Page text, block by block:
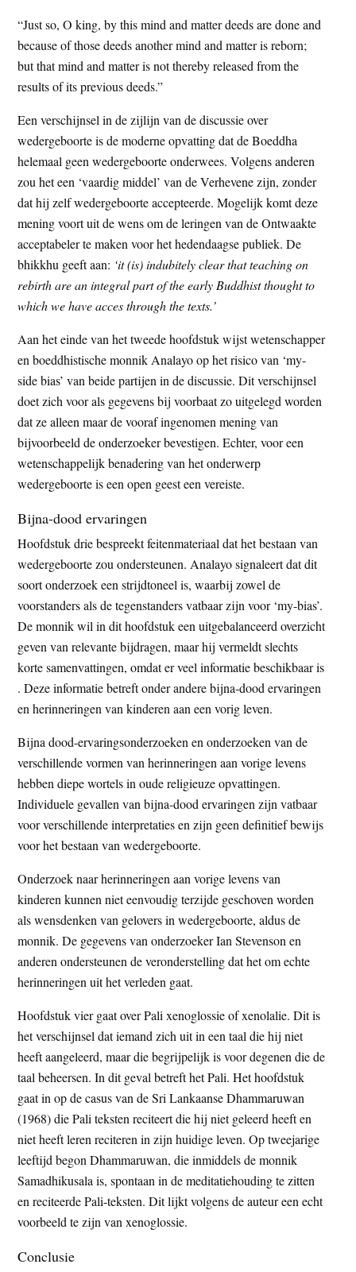
“Just so, O king, by this mind and matter deeds are done and
because of those deeds another mind and matter is reborn;
but that mind and matter is not thereby released from the
results of its previous deeds.”
Een verschijnsel in de zijlijn van de discussie over
wedergeboorte is de moderne opvatting dat de Boeddha
helemaal geen wedergeboorte onderwees. Volgens anderen
zou het een ‘vaardig middel’ van de Verhevene zijn, zonder
dat hij zelf wedergeboorte accepteerde. Mogelijk komt deze
mening voort uit de wens om de leringen van de Ontwaakte
acceptabeler te maken voor het hedendaagse publiek. De
bhikkhu geeft aan: ‘it (is) indubitely clear that teaching on
rebirth are an integral part of the early Buddhist thought to
which we have acces through the texts.’
Aan het einde van het tweede hoofdstuk wijst wetenschapper
en boeddhistische monnik Analayo op het risico van ‘my-
side bias’ van beide partijen in de discussie. Dit verschijnsel
doet zich voor als gegevens bij voorbaat zo uitgelegd worden
dat ze alleen maar de vooraf ingenomen mening van
bijvoorbeeld de onderzoeker bevestigen. Echter, voor een
wetenschappelijk benadering van het onderwerp
wedergeboorte is een open geest een vereiste.
Bijna-dood ervaringen
Hoofdstuk drie bespreekt feitenmateriaal dat het bestaan van
wedergeboorte zou ondersteunen. Analayo signaleert dat dit
soort onderzoek een strijdtoneel is, waarbij zowel de
voorstanders als de tegenstanders vatbaar zijn voor ‘my-bias’.
De monnik wil in dit hoofdstuk een uitgebalanceerd overzicht
geven van relevante bijdragen, maar hij vermeldt slechts
korte samenvattingen, omdat er veel informatie beschikbaar is
. Deze informatie betreft onder andere bijna-dood ervaringen
en herinneringen van kinderen aan een vorig leven.
Bijna dood-ervaringsonderzoeken en onderzoeken van de
verschillende vormen van herinneringen aan vorige levens
hebben diepe wortels in oude religieuze opvattingen.
Individuele gevallen van bijna-dood ervaringen zijn vatbaar
voor verschillende interpretaties en zijn geen definitief bewijs
voor het bestaan van wedergeboorte.
Onderzoek naar herinneringen aan vorige levens van
kinderen kunnen niet eenvoudig terzijde geschoven worden
als wensdenken van gelovers in wedergeboorte, aldus de
monnik. De gegevens van onderzoeker Ian Stevenson en
anderen ondersteunen de veronderstelling dat het om echte
herinneringen uit het verleden gaat.
Hoofdstuk vier gaat over Pali xenoglossie of xenolalie. Dit is
het verschijnsel dat iemand zich uit in een taal die hij niet
heeft aangeleerd, maar die begrijpelijk is voor degenen die de
taal beheersen. In dit geval betreft het Pali. Het hoofdstuk
gaat in op de casus van de Sri Lankaanse Dhammaruwan
(1968) die Pali teksten reciteert die hij niet geleerd heeft en
niet heeft leren reciteren in zijn huidige leven. Op tweejarige
leeftijd begon Dhammaruwan, die inmiddels de monnik
Samadhikusala is, spontaan in de meditatiehouding te zitten
en reciteerde Pali-teksten. Dit lijkt volgens de auteur een echt
voorbeeld te zijn van xenoglossie.
Conclusie